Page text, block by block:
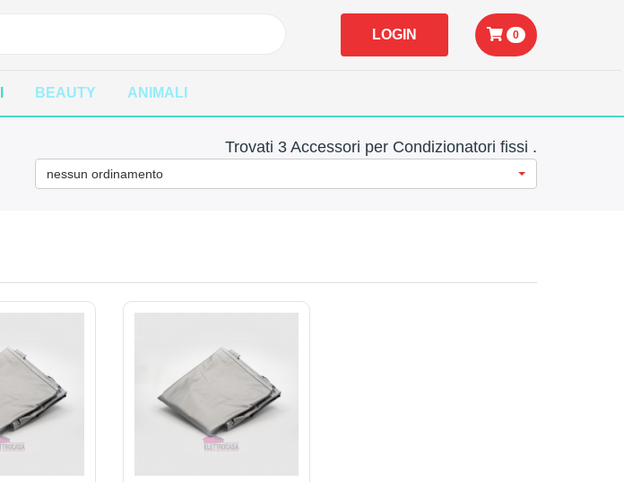
LOGIN 0
BEAUTY ANIMALI
Trovati 3 Accessori per Condizionatori fissi .
nessun ordinamento